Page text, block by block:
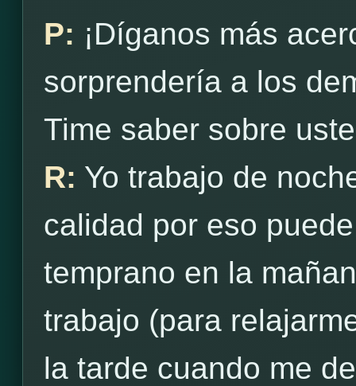
P: ¡Díganos más
sorprendería a los
Time saber sobre
R: Yo trabajo de
calidad por eso
temprano en la
trabajo (para
la tarde cuando me